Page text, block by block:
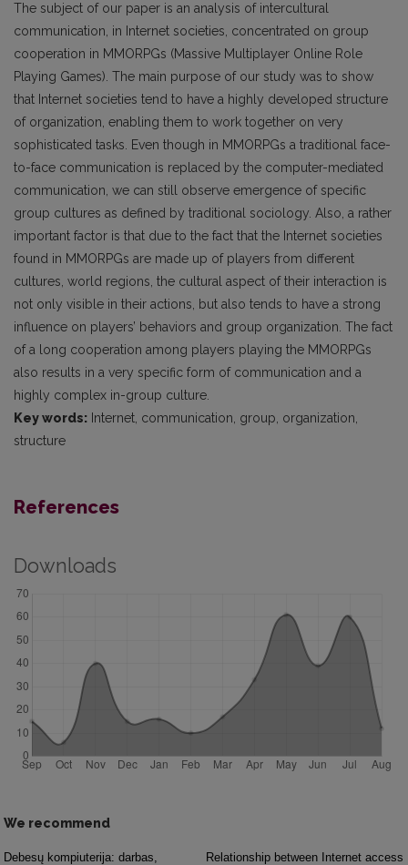
The subject of our paper is an analysis of intercultural
communication, in Internet societies, concentrated on group
cooperation in MMORPGs (Massive Multiplayer Online Role
Playing Games). The main purpose of our study was to show
that Internet societies tend to have a highly developed structure
of organization, enabling them to work together on very
sophisticated tasks. Even though in MMORPGs a traditional face-
to-face communication is replaced by the computer-mediated
communication, we can still observe emergence of specific
group cultures as defined by traditional sociology. Also, a rather
important factor is that due to the fact that the Internet societies
found in MMORPGs are made up of players from different
cultures, world regions, the cultural aspect of their interaction is
not only visible in their actions, but also tends to have a strong
influence on players’ behaviors and group organization. The fact
of a long cooperation among players playing the MMORPGs
also results in a very specific form of communication and a
highly complex in-group culture.
Key words: Internet, communication, group, organization,
structure
References
Downloads
We recommend
Debesų kompiuterija: darbas,
Relationship between Internet access